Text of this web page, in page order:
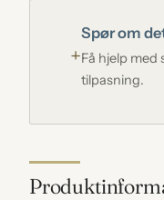
Spør om
Få hjelp med
tilpasning.